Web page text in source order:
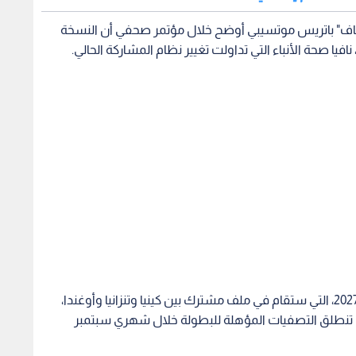
باتريس موتسيبي أوضح خلال مؤتمر صحفي أن النسخة
وأوضح الاتحاد الإفريقي أن بطولة كأس أمم أفريقيا 2027، التي ستقام في ملف مشترك بين كينيا وتنزانيا وأوغندا،
التصفيات المؤهلة للبطولة خلال شهري سبتمبر